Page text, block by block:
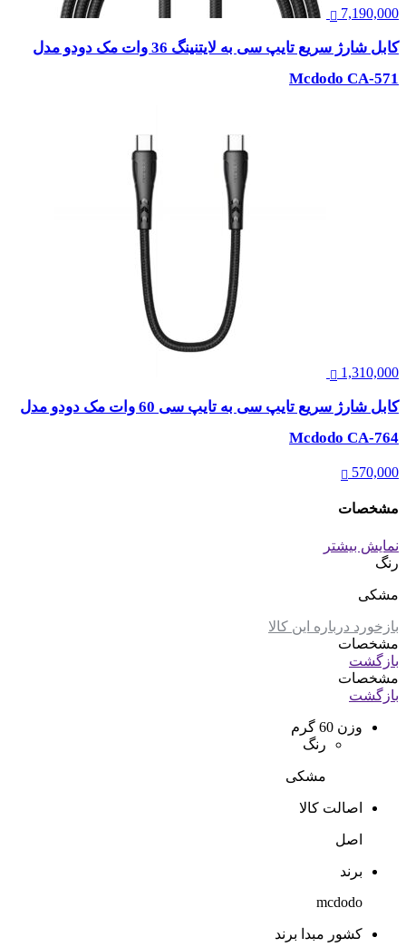
7,190,000
کابل شارژ سریع تایپ سی به لایتنینگ 36 وات مک دودو مدل
Mcdodo CA-571
1,310,000
کابل شارژ سریع تایپ سی به تایپ سی 60 وات مک دودو مدل
Mcdodo CA-764
570,000
مشخصات
نمایش بیشتر
رنگ
مشکی
بازخورد درباره این کالا
مشخصات
بازگشت
مشخصات
بازگشت
وزن 60 گرم
رنگ
مشکی
اصالت کالا
اصل
برند
mcdodo
کشور مبدا برند